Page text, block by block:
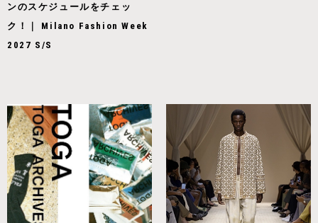
ンのスケジュールをチェッ
ク！｜ Milano Fashion Week
2027 S/S